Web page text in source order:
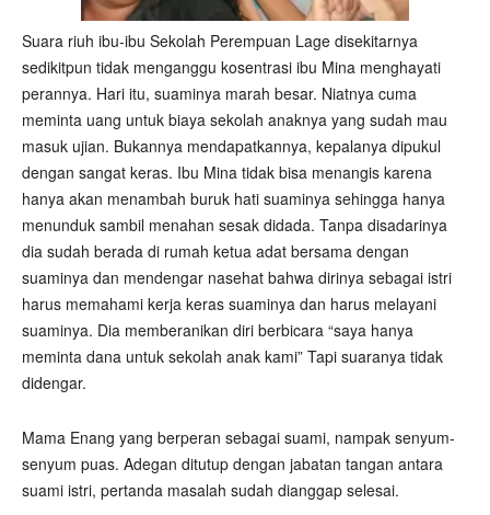
Suara riuh ibu-ibu Sekolah Perempuan Lage disekitarnya
sedikitpun tidak menganggu kosentrasi ibu Mina menghayati
perannya. Hari itu, suaminya marah besar. Niatnya cuma
meminta uang untuk biaya sekolah anaknya yang sudah mau
masuk ujian. Bukannya mendapatkannya, kepalanya dipukul
dengan sangat keras. Ibu Mina tidak bisa menangis karena
hanya akan menambah buruk hati suaminya sehingga hanya
menunduk sambil menahan sesak didada. Tanpa disadarinya
dia sudah berada di rumah ketua adat bersama dengan
suaminya dan mendengar nasehat bahwa dirinya sebagai istri
harus memahami kerja keras suaminya dan harus melayani
suaminya. Dia memberanikan diri berbicara “saya hanya
meminta dana untuk sekolah anak kami” Tapi suaranya tidak
didengar.
Mama Enang yang berperan sebagai suami, nampak senyum-
senyum puas. Adegan ditutup dengan jabatan tangan antara
suami istri, pertanda masalah sudah dianggap selesai.